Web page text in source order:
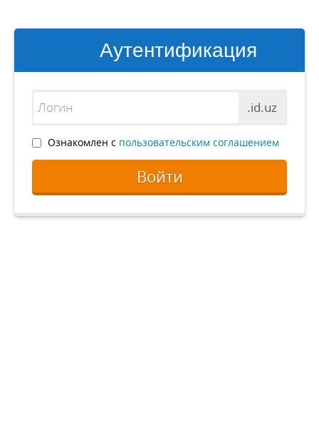
Аутентификация
.id.uz
Ознакомлен с пользовательским соглашением
Войти